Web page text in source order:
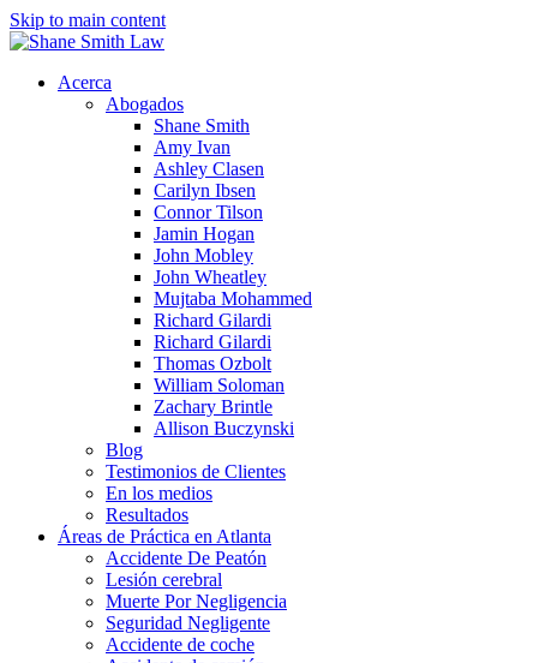
Skip to main content
Acerca
Abogados
Shane Smith
Amy Ivan
Ashley Clasen
Carilyn Ibsen
Connor Tilson
Jamin Hogan
John Mobley
John Wheatley
Mujtaba Mohammed
Richard Gilardi
Richard Gilardi
Thomas Ozbolt
William Soloman
Zachary Brintle
Allison Buczynski
Blog
Testimonios de Clientes
En los medios
Resultados
Áreas de Práctica en Atlanta
Accidente De Peatón
Lesión cerebral
Muerte Por Negligencia
Seguridad Negligente
Accidente de coche